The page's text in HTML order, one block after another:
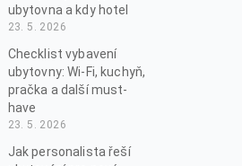
ubytovna a kdy hotel
23. 5. 2026
Checklist vybavení
ubytovny: Wi-Fi, kuchyň,
pračka a další must-
have
23. 5. 2026
Jak personalista řeší